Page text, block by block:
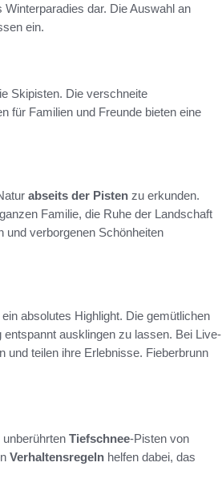
Winterparadies dar. Die Auswahl an
ein.
Skipisten. Die verschneite
für Familien und Freunde bieten eine
abseits der Pisten zu erkunden.
Familie, die Ruhe der Landschaft
und verborgenen Schönheiten
absolutes Highlight. Die gemütlichen
ausklingen zu lassen. Bei Live-
und teilen ihre Erlebnisse. Fieberbrunn
Tiefschnee-Pisten von
Verhaltensregeln helfen dabei, das